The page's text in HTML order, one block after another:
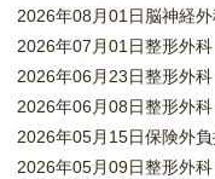
2026年08月01日脳神経
2026年07月01日整形外
2026年06月23日整形外
2026年06月08日整形外
2026年05月15日保険外
2026年05月09日整形外